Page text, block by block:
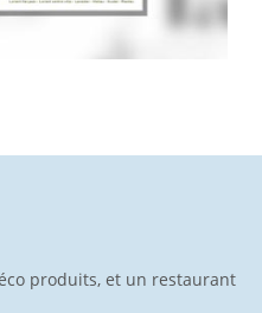
produits, et un restaurant